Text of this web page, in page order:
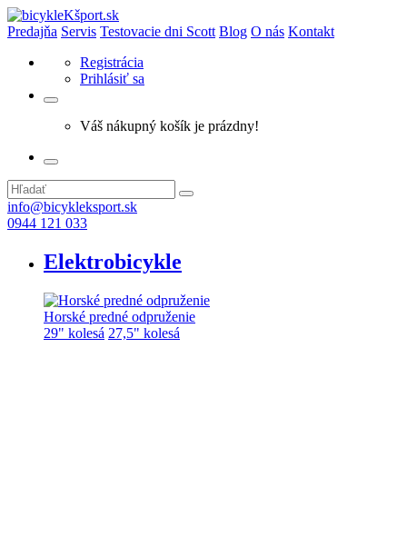
Predajňa Servis Testovacie dni Scott Blog O nás Kontakt
Registrácia
Prihlásiť sa
Váš nákupný košík je prázdny!
info@bicykleksport.sk
0944 121 033
Elektrobicykle
Horské predné odpruženie
29" kolesá 27,5" kolesá